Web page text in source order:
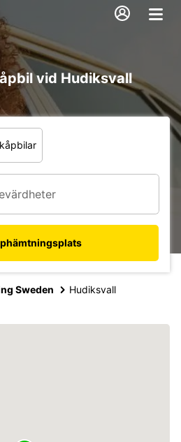
vid Hudiksvall
Sweden Hudiksvall